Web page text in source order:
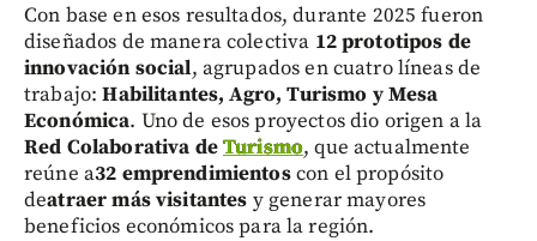
Con base en esos resultados, durante 2025 fueron
diseñados de manera colectiva 12 prototipos de
innovación social, agrupados en cuatro líneas de
trabajo:Habilitantes, Agro, Turismo y Mesa
Económica. Uno de esos proyectos dio origen a la
Red Colaborativa deTurismo, que actualmente
reúne a32 emprendimientoscon el propósito
deatraer más visitantes y generar mayores
beneficios económicos para la región.